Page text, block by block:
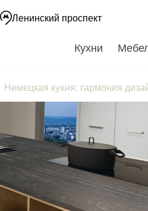
Ленинский проспект
Кухни
Немецкая кухня: гармония